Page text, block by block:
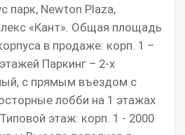
парк, Newton Plaza,
«Кант». Общая площадь
в продаже: корп. 1 –
Паркинг – 2-х
с прямым въездом с
лобби на 1 этажах
этаж: корп. 1 - 2000